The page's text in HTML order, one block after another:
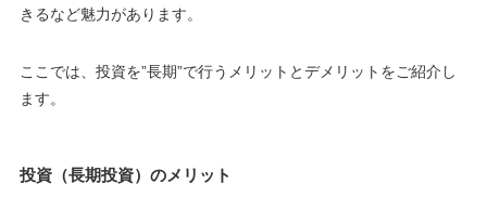
きるなど魅力があります。
ここでは、投資を”長期”で行うメリットとデメリットをご紹介し
ます。
投資（長期投資）のメリット